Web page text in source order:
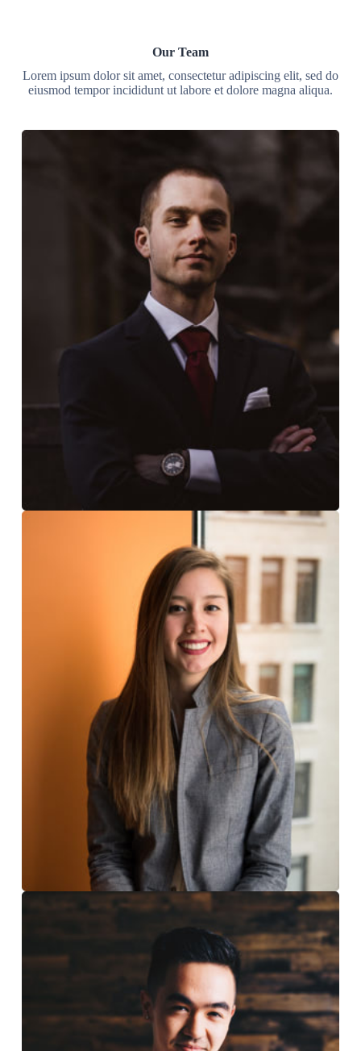
Our Team
Lorem ipsum dolor sit amet, consectetur adipiscing elit, sed do
eiusmod tempor incididunt ut labore et dolore magna aliqua.